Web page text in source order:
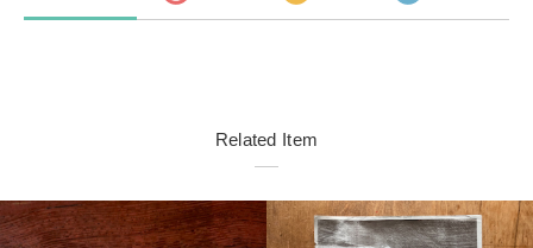
Related Item